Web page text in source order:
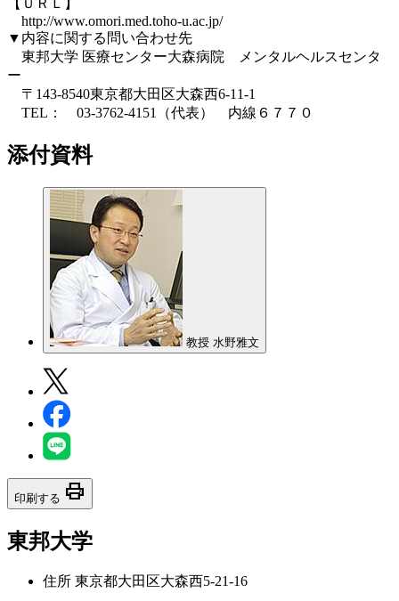
http://www.omori.med.toho-u.ac.jp/
▼内容に関する問い合わせ先
東邦大学 医療センター大森病院 メンタルヘルスセンタ
ー
〒143-8540東京都大田区大森西6-11-1
TEL： 03-3762-4151（代表） 内線６７７０
添付資料
教授 水野雅文
印刷する print
東邦大学
住所 東京都大田区大森西5-21-16